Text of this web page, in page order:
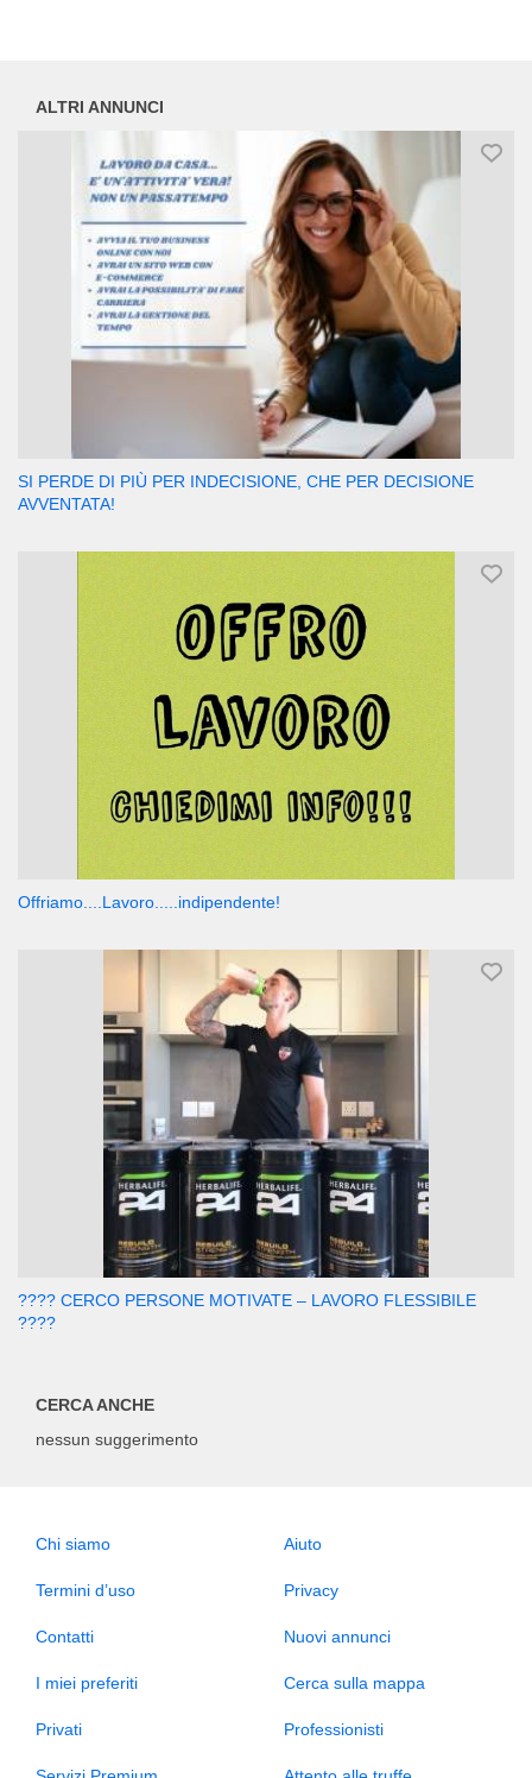
ALTRI ANNUNCI
SI PERDE DI PIÙ PER INDECISIONE, CHE PER DECISIONE
AVVENTATA!
Offriamo....Lavoro.....indipendente!
???? CERCO PERSONE MOTIVATE – LAVORO FLESSIBILE
????
CERCA ANCHE
nessun suggerimento
Chi siamo Aiuto
Termini d’uso Privacy
Contatti Nuovi annunci
I miei preferiti Cerca sulla mappa
Privati Professionisti